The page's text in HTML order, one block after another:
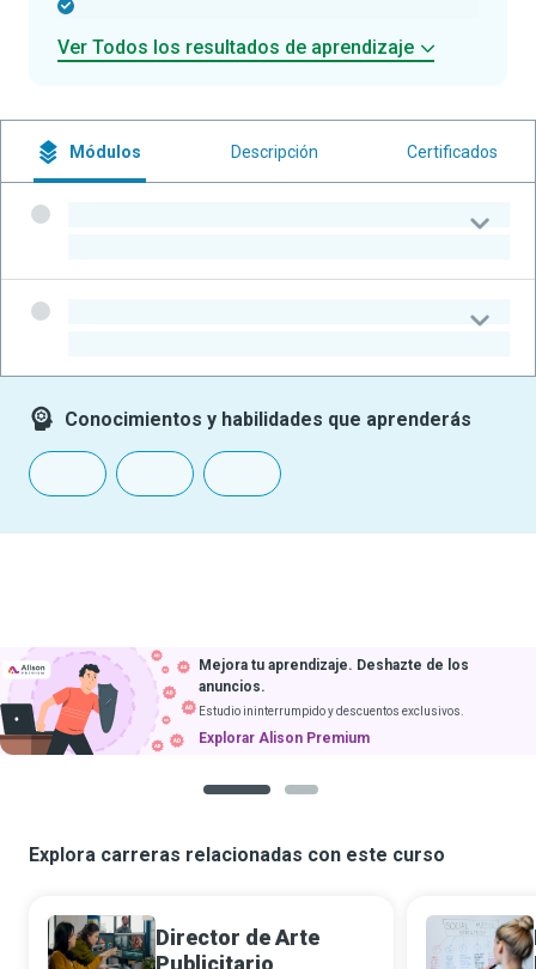
Ver Todos los resultados de aprendizaje
Módulos Descripción Certificados
Conocimientos y habilidades que aprenderás
Mejora tu aprendizaje. Deshazte de los
anuncios.
Estudio ininterrumpido y descuentos exclusivos.
Explorar Alison Premium
Explora carreras relacionadas con este curso
Director de Arte
Publicitario